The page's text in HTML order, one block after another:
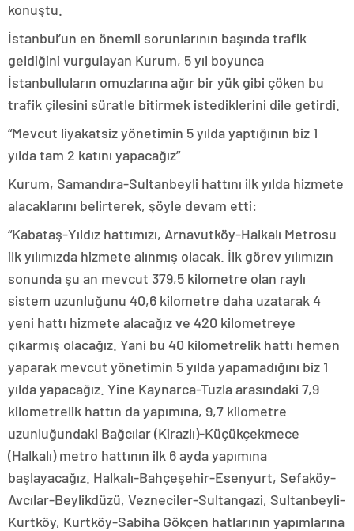
konuştu.
İstanbul’un en önemli sorunlarının başında trafik
geldiğini vurgulayan Kurum, 5 yıl boyunca
İstanbulluların omuzlarına ağır bir yük gibi çöken bu
trafik çilesini süratle bitirmek istediklerini dile getirdi.
“Mevcut liyakatsiz yönetimin 5 yılda yaptığının biz 1
yılda tam 2 katını yapacağız”
Kurum, Samandıra-Sultanbeyli hattını ilk yılda hizmete
alacaklarını belirterek, şöyle devam etti:
“Kabataş-Yıldız hattımızı, Arnavutköy-Halkalı Metrosu
ilk yılımızda hizmete alınmış olacak. İlk görev yılımızın
sonunda şu an mevcut 379,5 kilometre olan raylı
sistem uzunluğunu 40,6 kilometre daha uzatarak 4
yeni hattı hizmete alacağız ve 420 kilometreye
çıkarmış olacağız. Yani bu 40 kilometrelik hattı hemen
yaparak mevcut yönetimin 5 yılda yapamadığını biz 1
yılda yapacağız. Yine Kaynarca-Tuzla arasındaki 7,9
kilometrelik hattın da yapımına, 9,7 kilometre
uzunluğundaki Bağcılar (Kirazlı)-Küçükçekmece
(Halkalı) metro hattının ilk 6 ayda yapımına
başlayacağız. Halkalı-Bahçeşehir-Esenyurt, Sefaköy-
Avcılar-Beylikdüzü, Vezneciler-Sultangazi, Sultanbeyli-
Kurtköy, Kurtköy-Sabiha Gökçen hatlarının yapımlarına